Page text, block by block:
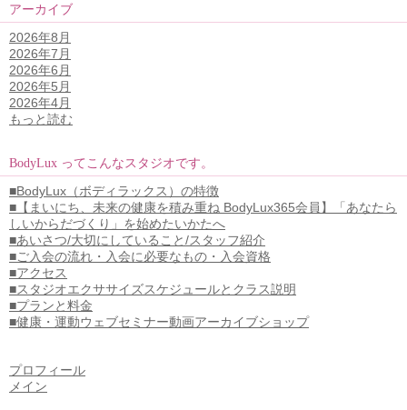
アーカイブ
2026年8月
2026年7月
2026年6月
2026年5月
2026年4月
もっと読む
BodyLux ってこんなスタジオです。
■BodyLux（ボディラックス）の特徴
■【まいにち、未来の健康を積み重ね BodyLux365会員】「あなたら
しいからだづくり」を始めたいかたへ
■あいさつ/大切にしていること/スタッフ紹介
■ご入会の流れ・入会に必要なもの・入会資格
■アクセス
■スタジオエクササイズスケジュールとクラス説明
■プランと料金
■健康・運動ウェブセミナー動画アーカイブショップ
プロフィール
メイン